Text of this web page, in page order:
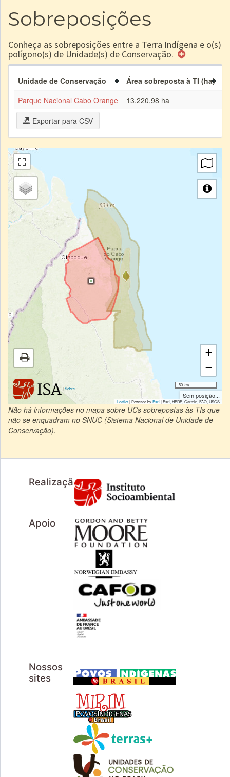
Sobreposições
Conheça as sobreposições entre a Terra Indígena e o(s)
polígono(s) de Unidade(s) de Conservação.
Unidade de Conservação Área sobreposta à TI (ha)
Parque Nacional Cabo Orange
13.220,98 ha
Exportar para CSV
|Sobre
+
−
50 km
Sem posição...
Leaflet| Powered byEsri|Esri, HERE, Garmin, FAO, USGS
Não há informações no mapa sobre UCs sobrepostas às TIs que
não se enquadram no SNUC (Sistema Nacional de Unidade de
Conservação).